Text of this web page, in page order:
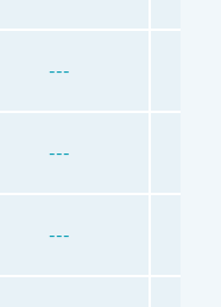
---
---
---